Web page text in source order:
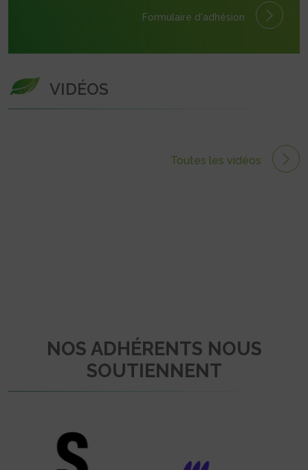
Formulaire d'adhésion
VIDÉOS
Toutes les vidéos
NOS ADHÉRENTS NOUS
SOUTIENNENT